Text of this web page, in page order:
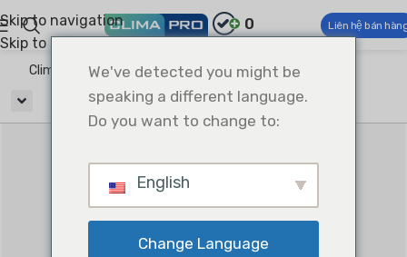
Skip to navigation
Skip to main content
0 Liên hệ bán
Climapro® Phụ kiện HVAC Van điều tiết nước
We've detected you might be
speaking a different language.
Do you want to change to:
English
Change Language